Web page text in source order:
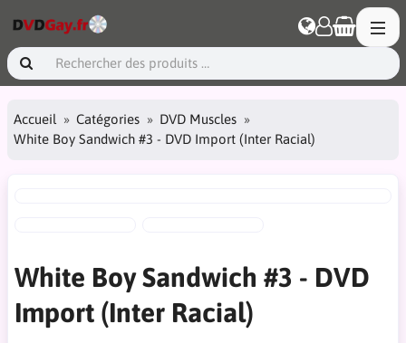
Accueil Catégories
DVD Muscles
White Boy Sandwich #3 - DVD Import (Inter Racial)
White Boy Sandwich #3 - DVD
Import (Inter Racial)